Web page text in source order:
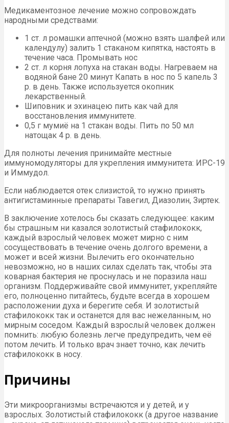
Медикаментозное лечение можно сопровождать
народными средствами:
1 ст. л ромашки аптечной (можно взять шалфей или
календулу) залить 1 стаканом кипятка, настоять в
течение часа. Промывать нос
2 ст. л корня лопуха на стакан воды. Нагреваем на
водяной бане 20 минут Капать в нос по 5 капель 3
р. в день. Также используется окопник
лекарственный.
Шиповник и эхинацею пить как чай для
восстановления иммунитете.
0,5 г мумиё на 1 стакан воды. Пить по 50 мл
натощак 4 р. в день.
Для полноты лечения принимайте местные
иммуномодуляторы для укрепления иммунитета: ИРС-19
и Иммудол.
Если наблюдается отек слизистой, то нужно принять
антигистаминные препараты Тавегил, Диазолин, Зиртек.
В заключение хотелось бы сказать следующее: каким
бы страшным ни казался золотистый стафилококк,
каждый взрослый человек может мирно с ним
сосуществовать в течение очень долгого времени, а
может и всей жизни. Вылечить его окончательно
невозможно, но в наших силах сделать так, чтобы эта
коварная бактерия не проснулась и не поразила наш
организм. Поддерживайте свой иммунитет, укрепляйте
его, полноценно питайтесь, будьте всегда в хорошем
расположении духа и берегите себя. И золотистый
стафилококк так и останется для вас нежеланным, но
мирным соседом. Каждый взрослый человек должен
помнить: любую болезнь легче предупредить, чем её
потом лечить. И только врач знает точно, как лечить
стафилококк в носу.
Причины
Эти микроорганизмы встречаются и у детей, и у
взрослых. Золотистый стафилококк (а другое название